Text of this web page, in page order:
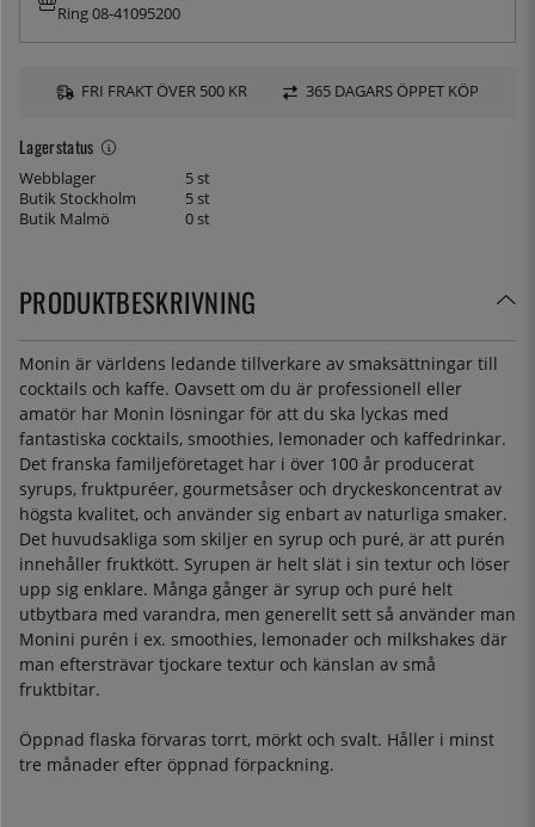
Lagerstatus
Webblager
5 st
Butik Stockholm
5 st
Butik Malmö
0 st
Ring 08-41095200
FRI FRAKT ÖVER 500 KR 365 DAGARS ÖPPET KÖP
PRODUKTBESKRIVNING
Monin är världens ledande tillverkare av smaksättningar till
cocktails och kaffe. Oavsett om du är professionell eller
amatör har Monin lösningar för att du ska lyckas med
fantastiska cocktails, smoothies, lemonader och kaffedrinkar.
Det franska familjeföretaget har i över 100 år producerat
syrups, fruktpuréer, gourmetsåser och dryckeskoncentrat av
högsta kvalitet, och använder sig enbart av naturliga smaker.
Det huvudsakliga som skiljer en syrup och puré, är att purén
innehåller fruktkött. Syrupen är helt slät i sin textur och löser
upp sig enklare. Många gånger är syrup och puré helt
utbytbara med varandra, men generellt sett så använder man
Monini purén i ex. smoothies, lemonader och milkshakes där
man eftersträvar tjockare textur och känslan av små
fruktbitar.
Öppnad flaska förvaras torrt, mörkt och svalt. Håller i minst
tre månader efter öppnad förpackning.